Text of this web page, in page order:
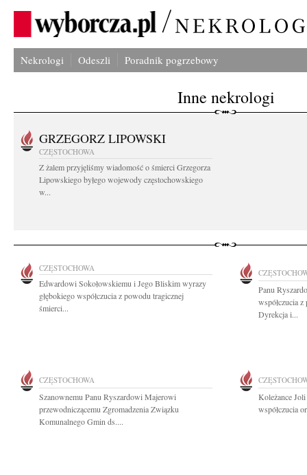
Nekrologi Odeszli Poradnik pogrzebowy
Inne nekrologi
GRZEGORZ LIPOWSKI
CZĘSTOCHOWA
Z żalem przyjęliśmy wiadomość o śmierci Grzegorza
Lipowskiego byłego wojewody częstochowskiego
w...
CZĘSTOCHOWA
Edwardowi Sokołowskiemu i Jego Bliskim wyrazy
głębokiego współczucia z powodu tragicznej
śmierci...
Panu
współczucia
Dyrekcja i...
CZĘSTOCHOWA
Szanownemu Panu Ryszardowi Majerowi
przewodniczącemu Zgromadzenia Związku
Komunalnego Gmin ds....
Koleżance
współczucia